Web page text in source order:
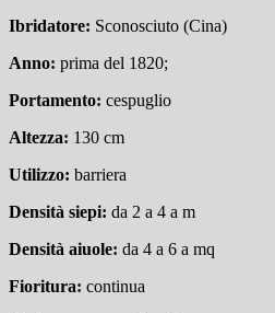
Ibridatore: Sconosciuto (Cina)
Anno: prima del 1820;
Portamento: cespuglio
Altezza: 130 cm
Utilizzo: barriera
Densità siepi: da 2 a 4 a m
Densità aiuole: da 4 a 6 a mq
Fioritura: continua